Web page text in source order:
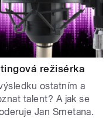
režisérka
ostatním a
talent? A jak se
Jan Smetana.